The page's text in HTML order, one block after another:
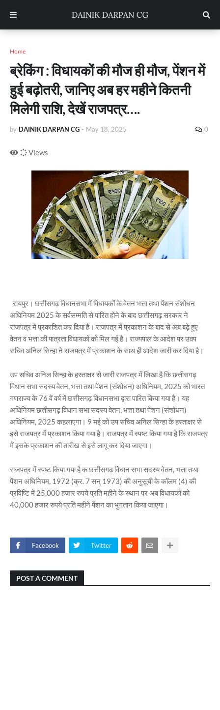
Home
ब्रेकिंग : विधायकों की मौज ही मौज, पेंशन में
हुई बढ़ोतरी, जानिए अब हर महीने कितनी
मिलेगी राशि, देखें राजपत्र….
by DAINIK DARPAN CG - May 18, 2025 0
Views
रायपुर। छत्तीसगढ़ विधानसभा में विधायकों के वेतन भत्ता तथा पेंशन संशोधन
अधिनियम 2025 के सर्वसम्मति से पारित होने के बाद छत्तीसगढ़ सरकार ने
राजपत्र में प्रकाशित कर दिया है। राजपत्र में प्रकाशन के बाद से अब बढ़े हुए
वेतन व भत्ता की पात्रता विधायकों को मिल गई है। राज्यपाल के आदेश पर उवप
सचिव अनिल सिन्हा ने राजपत्र में प्रकाशन के साथ ही आदेश जारी कर दिया है।
उप सचिव अनिल सिन्हा के हस्ताक्षर से जारी राजपत्र में लिखा है कि छत्तीसगढ़
विधान सभा सदस्य वेतन, भत्ता तथा पेंशन (संशोधन) अधिनियम, 2025 को भारत
गणराज्य के 76 वें वर्ष में छत्तीसगढ़ विधानसभा द्वारा पारित किया गया है। यह
अधिनियम छत्तीसगढ़ विधान सभा सदस्य वेतन, भत्ता तथा पेंशन (संशोधन)
अधिनियम, 2025 कहलाएगा। 9 मई को उप सचिव अनिल सिन्हा के हस्ताक्षर से
इसे राजपत्र में प्रकाशन किया गया है। राजपत्र में स्पष्ट किया गया है कि राजपत्र
में इसके प्रकाशन की तारीख से इसे लागू कर दिया जाएगा।
राजपत्र में स्पष्ट किया गया है क छत्तीसगढ़ विधान सभा सदस्य वेतन, भत्ता तथा
पेंशन अधिनियम, 1972 (क्र. 7 सन् 1973) की अनुसूची के कॉलम (4) की
प्रविष्टि में 25,000 हजार रुपये प्रति महीने के स्थान पर अब विधायकों को
40,000 हजार रुपये प्रति महीने पेंशन का भुगतान किया जाएगा।
Facebook Twitter
POST A COMMENT